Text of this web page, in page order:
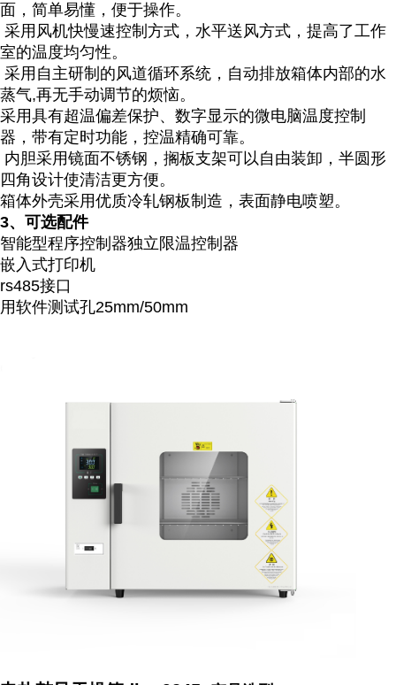
面，简单易懂，便于操作。
采用风机快慢速控制方式，水平送风方式，提高了工作
室的温度均匀性。
采用自主研制的风道循环系统，自动排放箱体内部的水
蒸气,再无手动调节的烦恼。
采用具有超温偏差保护、数字显示的微电脑温度控制
器，带有定时功能，控温精确可靠。
内胆采用镜面不锈钢，搁板支架可以自由装卸，半圆形
四角设计使清洁更方便。
箱体外壳采用优质冷轧钢板制造，表面静电喷塑。
3、可选配件
智能型程序控制器独立限温控制器
嵌入式打印机
rs485接口
用软件测试孔25mm/50mm